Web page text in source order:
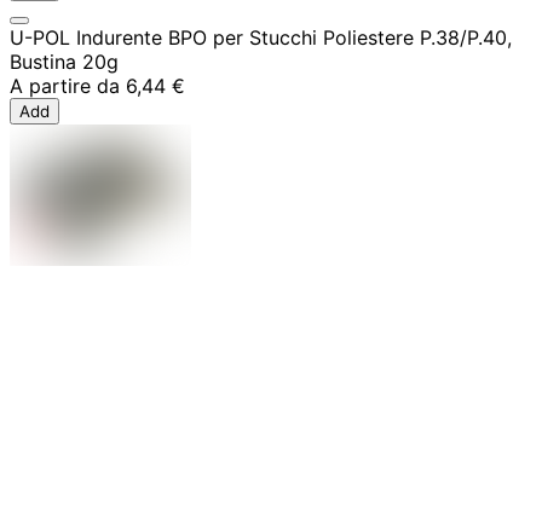
U-POL Indurente BPO per Stucchi Poliestere P.38/P.40,
Bustina 20g
A partire da 6,44 €
Add